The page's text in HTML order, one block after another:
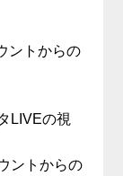
ントからの
LIVEの視
ントからの